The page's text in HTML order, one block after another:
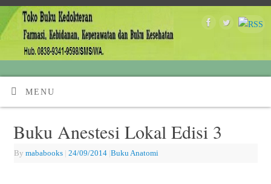
MENU
Buku Anestesi Lokal Edisi 3
By mababooks | 24/09/2014 |Buku Anatomi